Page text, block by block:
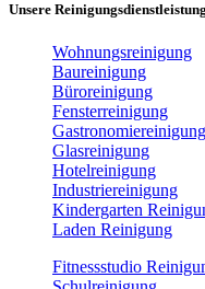
Unsere
Wohnungsreinigung
Baureinigung
Büroreinigung
Fensterreinigung
Gastronomiereinigung
Glasreinigung
Hotelreinigung
Industriereinigung
Kindergarten
Laden Reinigung
Fitnessstudio